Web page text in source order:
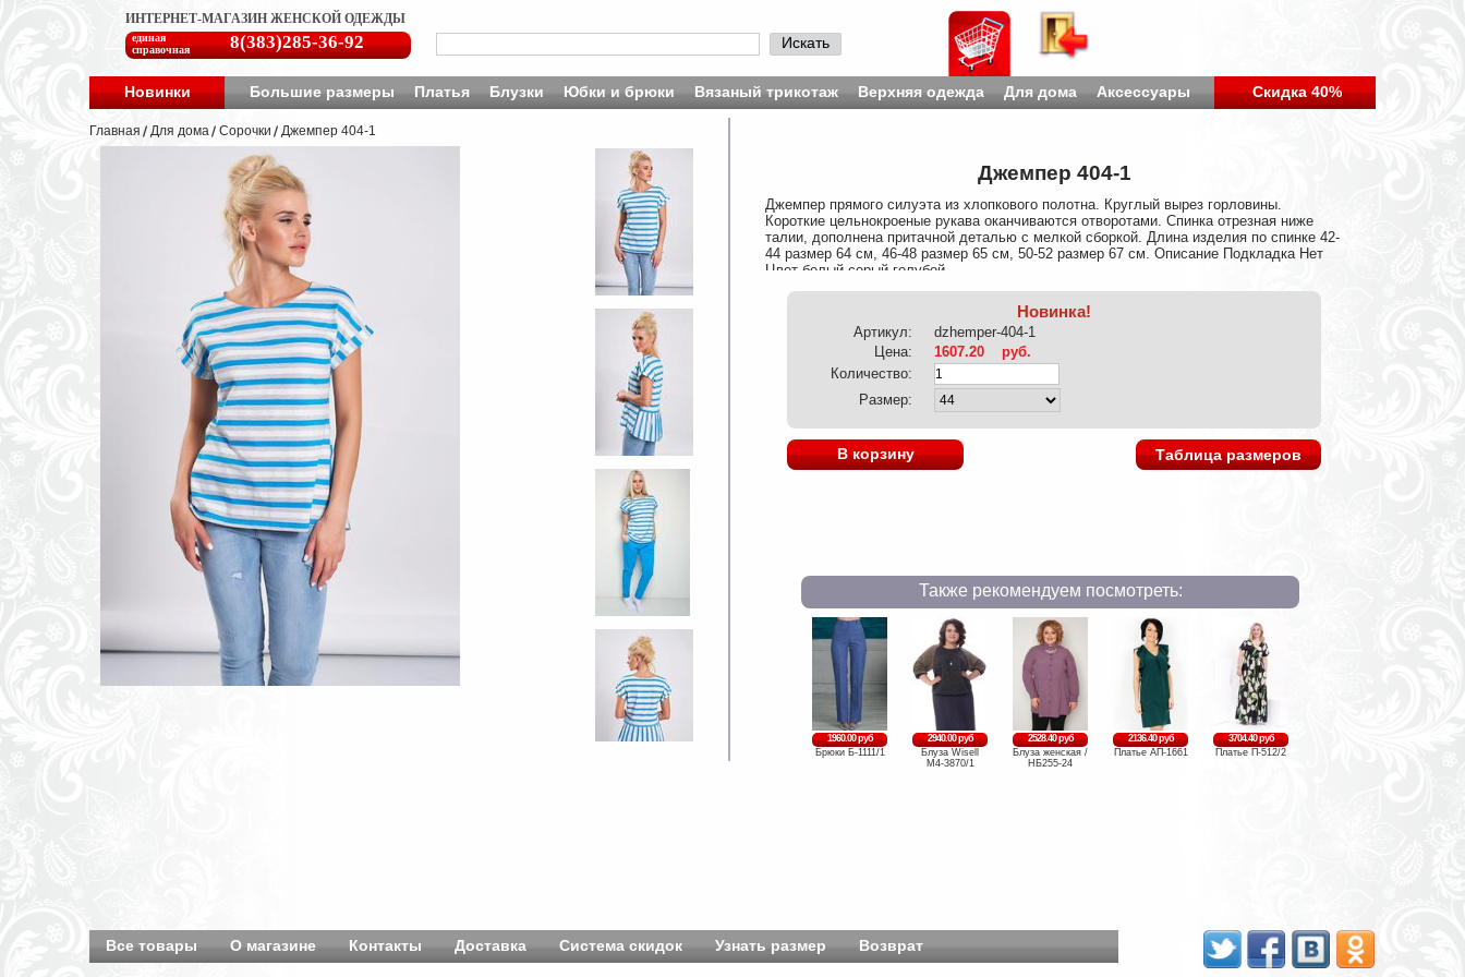
ИНТЕРНЕТ-МАГАЗИН ЖЕНСКОЙ ОДЕЖДЫ
единая
справочная
8(383)285-36-92 Искать
Новинки Большие размеры Платья Блузки Юбки и брюки Вязаный трикотаж Верхняя одежда Для дома Аксессуары Скидка 40%
Главная Для дома Cорочки Джемпер 404-1
Джемпер 404-1
Джемпер прямого силуэта из хлопкового полотна. Круглый вырез горловины.
Короткие цельнокроеные рукава оканчиваются отворотами. Спинка отрезная ниже
талии, дополнена притачной деталью с мелкой сборкой. Длина изделия по спинке 42-
44 размер 64 см, 46-48 размер 65 см, 50-52 размер 67 см. Описание Подкладка Нет
Цвет белый,серый,голубой
Новинка!
Артикул:
dzhemper-404-1
Цена:
1607.20
руб.
Количество:
Размер:
В корзину Таблица размеров
Также рекомендуем посмотреть:
1960.00 руб
Брюки Б-1111/1
2940.00 руб
Блуза Wisell
М4-3870/1
2528.40 руб
Блуза женская /
НБ255-24
2136.40 руб
Платье АП-1661
3704.40 руб
Платье П-512/2
Все товары О магазине Контакты Доставка Система скидок Узнать размер Возврат